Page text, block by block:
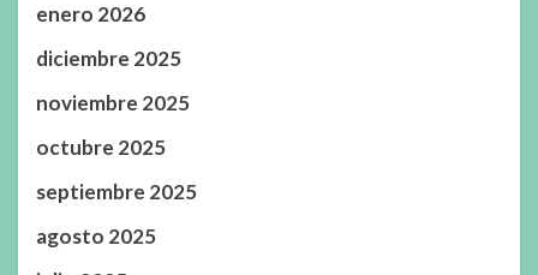
enero 2026
diciembre 2025
noviembre 2025
octubre 2025
septiembre 2025
agosto 2025